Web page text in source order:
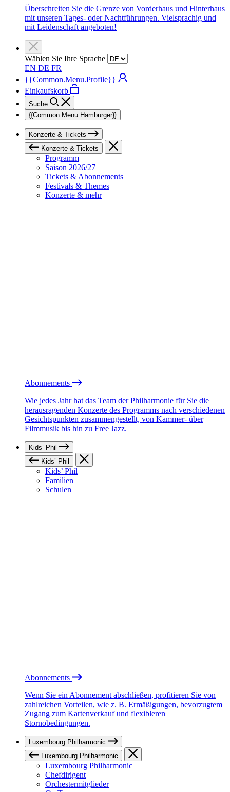
Überschreiten Sie die Grenze von Vorderhaus und Hinterhaus
mit unseren Tages- oder Nachtführungen. Vielsprachig und
mit Leidenschaft angeboten!
Wählen Sie Ihre Sprache
EN DE FR
{{Common.Menu.Profile}}
Einkaufskorb
Suche
{{Common.Menu.Hamburger}}
Konzerte & Tickets
Konzerte & Tickets
Programm
Saison 2026/27
Tickets & Abonnements
Festivals & Themes
Konzerte & mehr
Abonnements
Wie jedes Jahr hat das Team der Philharmonie für Sie die
herausragenden Konzerte des Programms nach verschiedenen
Gesichtspunkten zusammengestellt, von Kammer- über
Filmmusik bis hin zu Free Jazz.
Kids’ Phil
Kids’ Phil
Kids’ Phil
Familien
Schulen
Abonnements
Wenn Sie ein Abonnement abschließen, profitieren Sie von
zahlreichen Vorteilen, wie z. B. Ermäßigungen, bevorzugtem
Zugang zum Kartenverkauf und flexibleren
Stornobedingungen.
Luxembourg Philharmonic
Luxembourg Philharmonic
Luxembourg Philharmonic
Chefdirigent
Orchestermitglieder